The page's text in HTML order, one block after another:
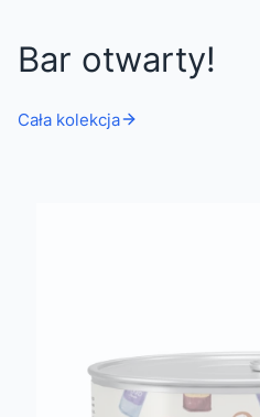
Bar otwarty!
Cała kolekcja